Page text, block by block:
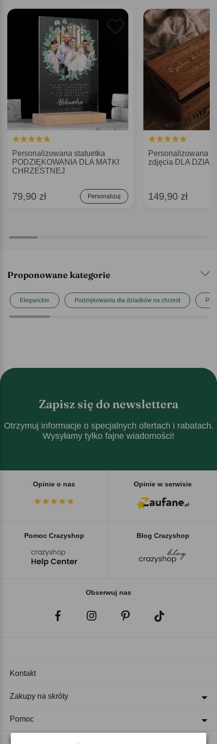
Personalizowana statuetka
PODZIĘKOWANIA DLA MATKI
CHRZESTNEJ
79,90 zł Personalizuj
Personalizowana
zdjęcia DLA
149,90 zł
Proponowane kategorie
Eleganckie Podziękowania dla dziadków na chrzest
Zapisz się do newslettera
Otrzymuj informacje o specjalnych ofertach i rabatach.
Wysyłamy tylko fajne wiadomości!
Opinie o nas Opinie w serwisie
Pomoc Crazyshop Blog Crazyshop
Obserwuj nas
Kontakt
Zakupy na skróty
Pomoc